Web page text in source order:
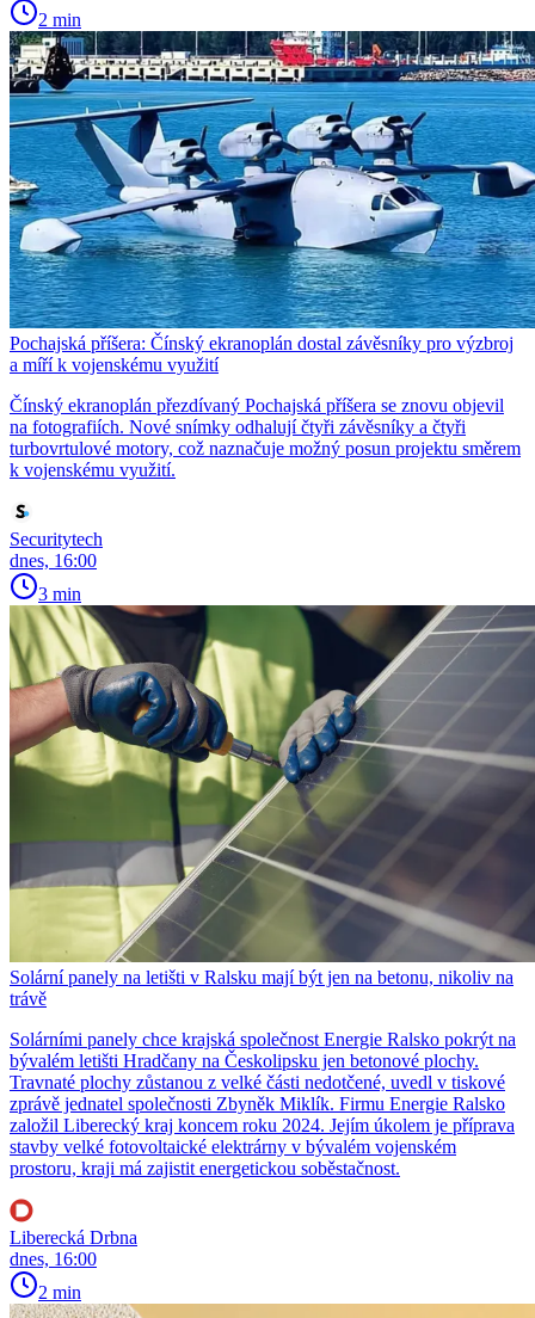
2 min
Pochajská příšera: Čínský ekranoplán dostal závěsníky pro výzbroj
a míří k vojenskému využití
Čínský ekranoplán přezdívaný Pochajská příšera se znovu objevil
na fotografiích. Nové snímky odhalují čtyři závěsníky a čtyři
turbovrtulové motory, což naznačuje možný posun projektu směrem
k vojenskému využití.
Securitytech
dnes, 16:00
3 min
Solární panely na letišti v Ralsku mají být jen na betonu, nikoliv na
trávě
Solárními panely chce krajská společnost Energie Ralsko pokrýt na
bývalém letišti Hradčany na Českolipsku jen betonové plochy.
Travnaté plochy zůstanou z velké části nedotčené, uvedl v tiskové
zprávě jednatel společnosti Zbyněk Miklík. Firmu Energie Ralsko
založil Liberecký kraj koncem roku 2024. Jejím úkolem je příprava
stavby velké fotovoltaické elektrárny v bývalém vojenském
prostoru, kraji má zajistit energetickou soběstačnost.
Liberecká Drbna
dnes, 16:00
2 min